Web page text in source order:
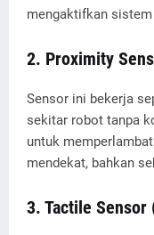
mengaktifkan
2. Proximity
Sensor ini bekerja
sekitar robot tanpa
untuk
mendekat, bahkan
3. Tactile Sensor